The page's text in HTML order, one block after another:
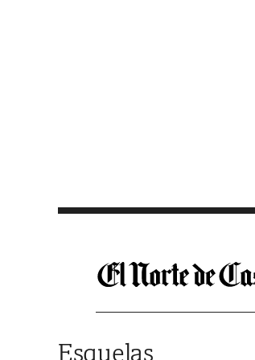
Esquelas